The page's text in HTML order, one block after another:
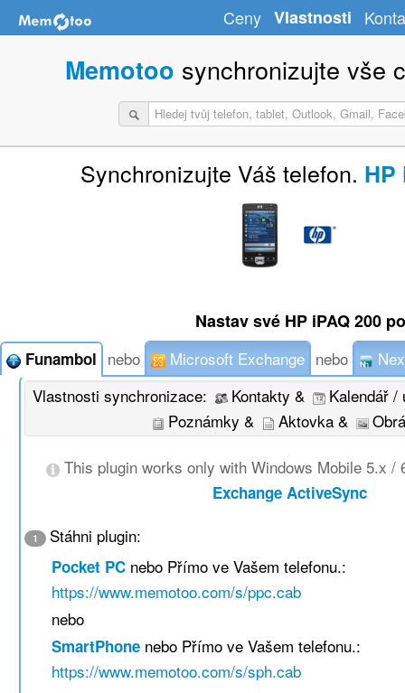
Ceny Vlastnosti
Memotoo synchronizujte vše
Synchronizujte Váš telefon. HP
Nastav své HP iPAQ 200
Funambol nebo Microsoft Exchange nebo
Vlastnosti synchronizace:
Kontakty &
Kalendář
Poznámky &
Aktovka &
This plugin works only with Windows Mobile 5.x
Exchange ActiveSync
1 Stáhni plugin:
Pocket PC nebo Přímo ve Vašem telefonu.:
https://www.memotoo.com/s/ppc.cab
nebo
SmartPhone nebo Přímo ve Vašem telefonu.:
https://www.memotoo.com/s/sph.cab